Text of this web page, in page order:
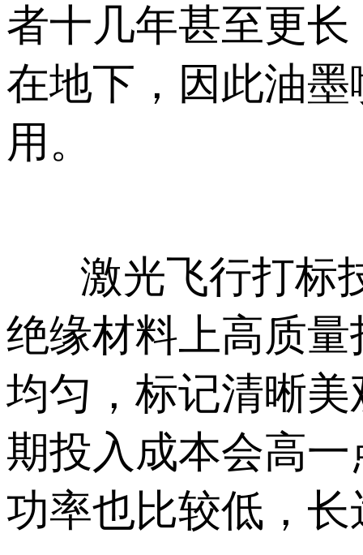
者十几年甚至更
在地下，因此油
用。
激光飞行打标技
绝缘材料上高质
均匀，标记清晰
期投入成本会高
功率也比较低，